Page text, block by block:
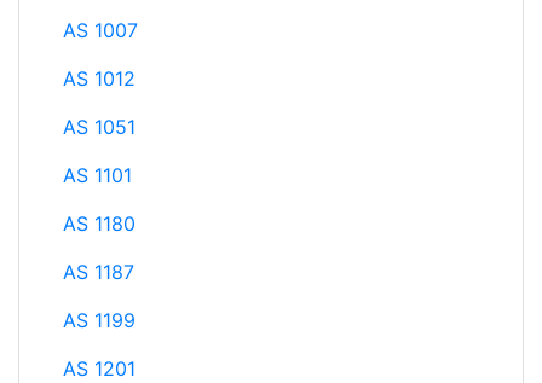
AS 1007
AS 1012
AS 1051
AS 1101
AS 1180
AS 1187
AS 1199
AS 1201